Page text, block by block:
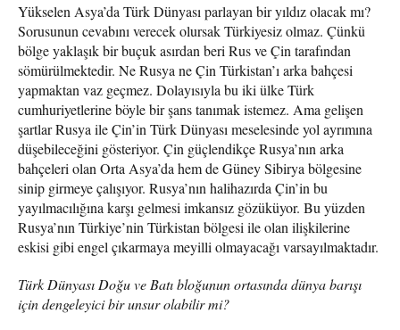
Yükselen Asya’da Türk Dünyası parlayan bir yıldız olacak mı?
Sorusunun cevabını verecek olursak Türkiyesiz olmaz. Çünkü
bölge yaklaşık bir buçuk asırdan beri Rus ve Çin tarafından
sömürülmektedir. Ne Rusya ne Çin Türkistan’ı arka bahçesi
yapmaktan vaz geçmez. Dolayısıyla bu iki ülke Türk
cumhuriyetlerine böyle bir şans tanımak istemez. Ama gelişen
şartlar Rusya ile Çin’in Türk Dünyası meselesinde yol ayrımına
düşebileceğini gösteriyor. Çin güçlendikçe Rusya’nın arka
bahçeleri olan Orta Asya’da hem de Güney Sibirya bölgesine
sinip girmeye çalışıyor. Rusya’nın halihazırda Çin’in bu
yayılmacılığına karşı gelmesi imkansız gözüküyor. Bu yüzden
Rusya’nın Türkiye’nin Türkistan bölgesi ile olan ilişkilerine
eskisi gibi engel çıkarmaya meyilli olmayacağı varsayılmaktadır.
Türk Dünyası Doğu ve Batı bloğunun ortasında dünya barışı
için dengeleyici bir unsur olabilir mi?